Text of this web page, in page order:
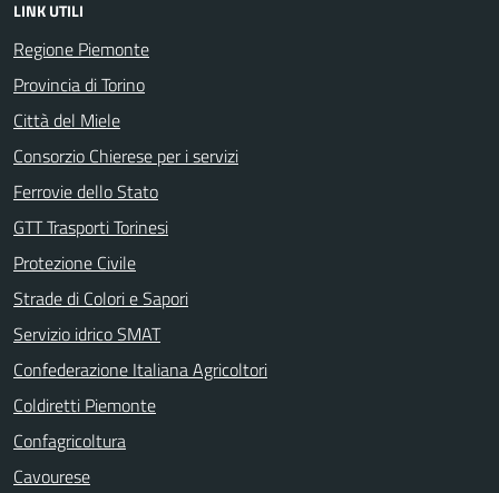
LINK UTILI
Regione Piemonte
Provincia di Torino
Città del Miele
Consorzio Chierese per i servizi
Ferrovie dello Stato
GTT Trasporti Torinesi
Protezione Civile
Strade di Colori e Sapori
Servizio idrico SMAT
Confederazione Italiana Agricoltori
Coldiretti Piemonte
Confagricoltura
Cavourese